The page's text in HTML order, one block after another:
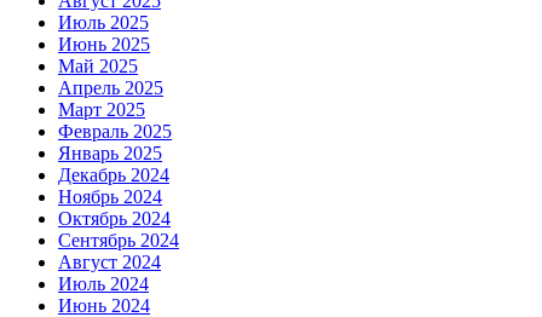
Июль 2025
Июнь 2025
Май 2025
Апрель 2025
Март 2025
Февраль 2025
Январь 2025
Декабрь 2024
Ноябрь 2024
Октябрь 2024
Сентябрь 2024
Август 2024
Июль 2024
Июнь 2024